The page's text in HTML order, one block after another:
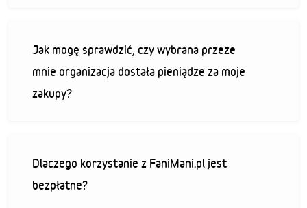
Jak mogę sprawdzić, czy wybrana przeze
mnie organizacja dostała pieniądze za moje
zakupy?
Dlaczego korzystanie z FaniMani.pl jest
bezpłatne?